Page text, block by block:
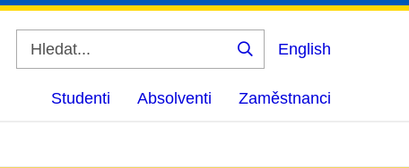
Vyhledat
English
Studenti Absolventi Zaměstnanci